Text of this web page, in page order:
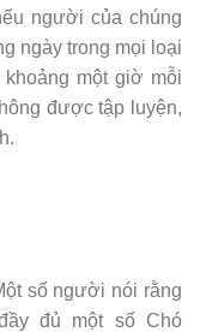
người của chúng
ngày trong mọi loại
một giờ mỗi
được tập luyện,
số người nói rằng
đủ một số Chó